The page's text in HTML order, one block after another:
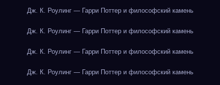
Дж. К. Роулинг — Гарри Поттер и философский камень
Дж. К. Роулинг — Гарри Поттер и философский камень
Дж. К. Роулинг — Гарри Поттер и философский камень
Дж. К. Роулинг — Гарри Поттер и философский камень